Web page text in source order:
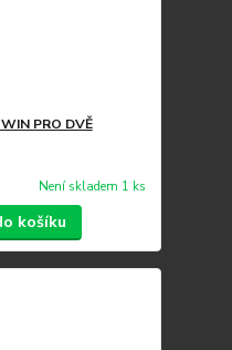
PRO DVĚ
Není skladem 1 ks
košíku